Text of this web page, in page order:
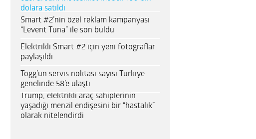
dolara satıldı
Smart #2’nin özel reklam kampanyası
“Levent Tuna” ile son buldu
Elektrikli Smart #2 için yeni fotoğraflar
paylaşıldı
Togg’un servis noktası sayısı Türkiye
genelinde 58’e ulaştı
Trump, elektrikli araç sahiplerinin
yaşadığı menzil endişesini bir “hastalık”
olarak nitelendirdi